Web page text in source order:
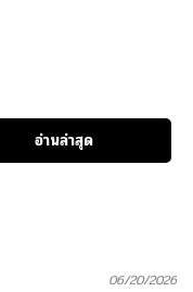
อ่านล่าสุด
06/20/2026